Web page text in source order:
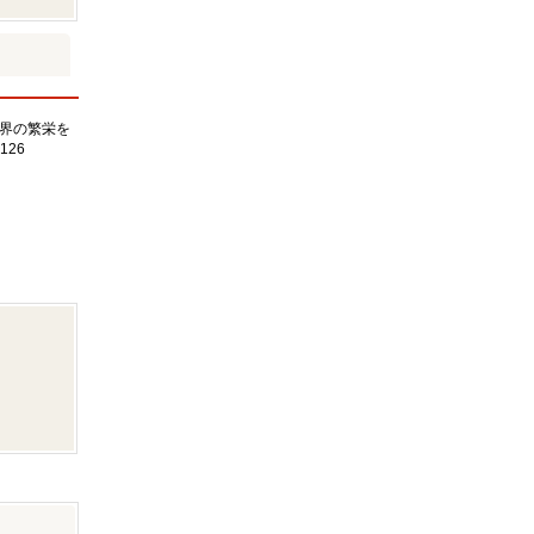
の繁栄を